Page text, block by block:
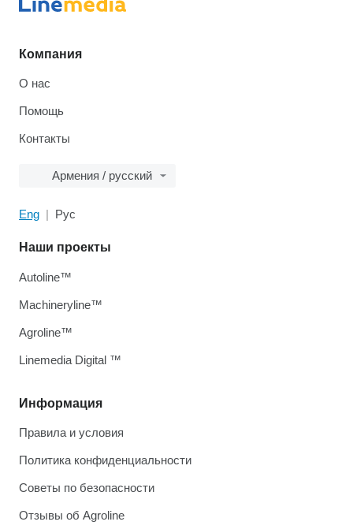
Компания
О нас
Помощь
Контакты
Армения / русский
Eng Рус
Информация
Правила и условия
Политика конфиденциальности
Советы по безопасности
Отзывы об Agroline
Наши проекты
Autoline™
Machineryline™
Agroline™
Linemedia Digital ™